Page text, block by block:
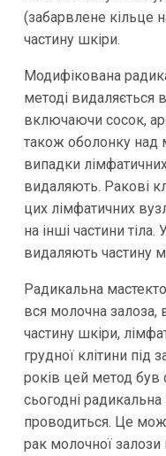
(забарвлене кільце
частину шкіри.
Модифікована
методі видаляється
включаючи сосок,
також оболонку над
випадки
видаляють. Ракові
цих лімфатичних
на інші частини
видаляють частину
Радикальна
вся молочна
частину шкіри,
грудної клітини під
років цей метод був
сьогодні радикальна
проводиться. Це
рак молочної